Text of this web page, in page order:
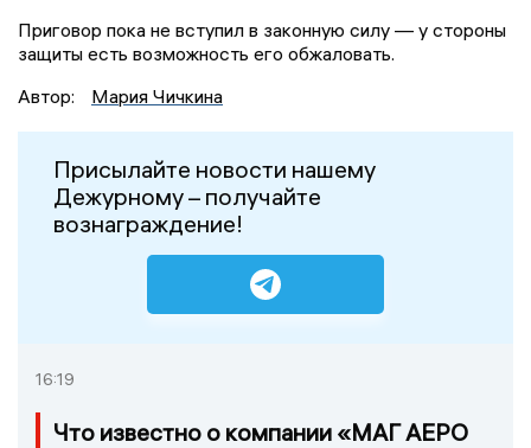
Приговор пока не вступил в законную силу — у стороны
защиты есть возможность его обжаловать.
Автор:
Мария Чичкина
Присылайте новости нашему
Дежурному – получайте
вознаграждение!
16:19
Что известно о компании «МАГ АЕРО